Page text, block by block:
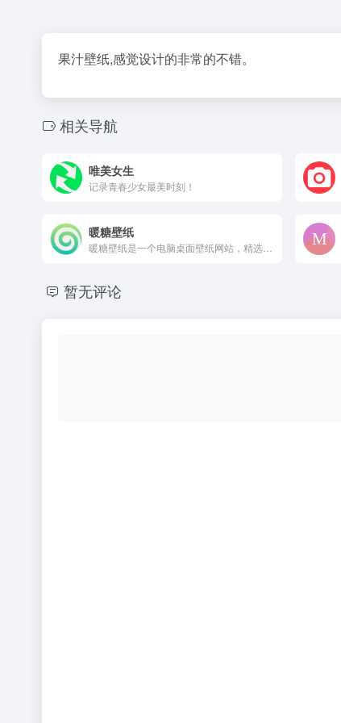
果汁壁纸,感觉设计的非常的不错。
相关导航
唯美女生
记录青春少女最美时刻！
暖糖壁纸
暂无评论